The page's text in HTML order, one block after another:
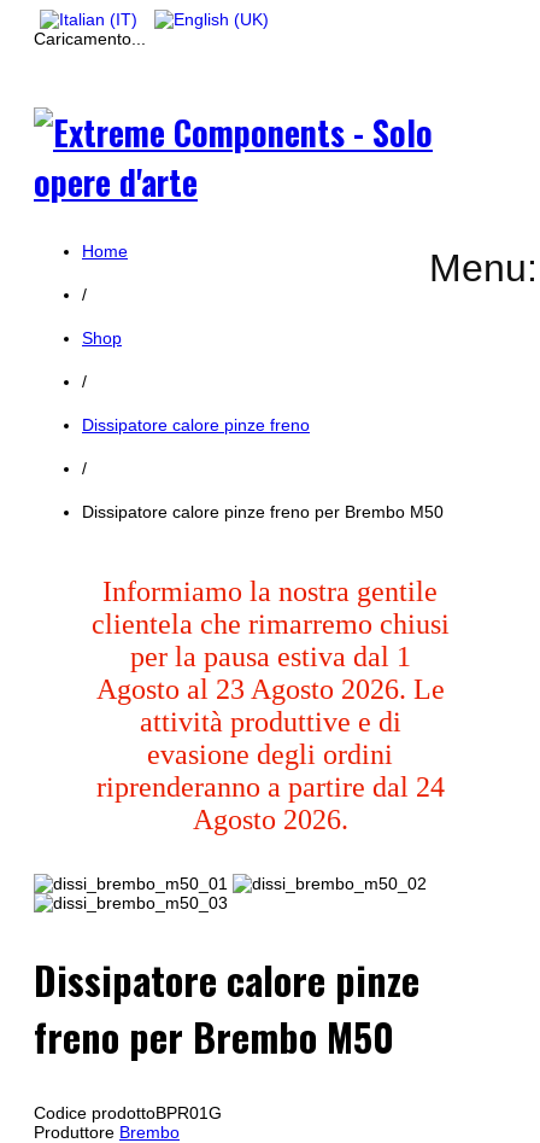
Caricamento...
Menu:
Home
/
Shop
/
Dissipatore calore pinze freno
/
Dissipatore calore pinze freno per Brembo M50
Informiamo la nostra gentile
clientela che rimarremo chiusi
per la pausa estiva dal 1
Agosto al 23 Agosto 2026. Le
attività produttive e di
evasione degli ordini
riprenderanno a partire dal 24
Agosto 2026.
Dissipatore calore pinze
freno per Brembo M50
Codice prodottoBPR01G
Produttore Brembo